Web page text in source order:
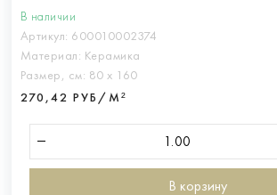
В наличии
Артикул: 600010002374
Материал: Керамика
Размер, см: 80 х 160
270,42 РУБ/М²
В корзину